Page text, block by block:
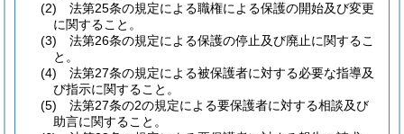
(2)
法第25条の規定による職権による保護の開始及び変更
に関すること。
(3)
法第26条の規定による保護の停止及び廃止に関するこ
と。
(4)
法第27条の規定による被保護者に対する必要な指導及
び指示に関すること。
(5)
法第27条の2の規定による要保護者に対する相談及び
助言に関すること。